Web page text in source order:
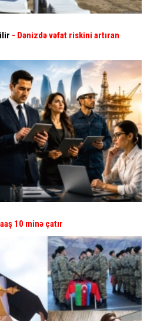
- Dənizdə vəfat riskini artıran
10 minə çatır